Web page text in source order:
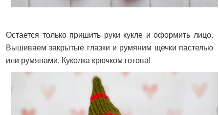
Остается только пришить руки кукле и оформить лицо.
Вышиваем закрытые глазки и румяним щечки пастелью
или румянами. Куколка крючком готова!